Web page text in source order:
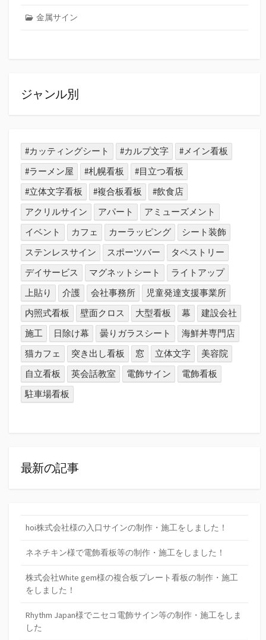
金属サイン
ジャンル別
#カッティングシート #カルプ文字
#メイン看板
#ラーメン屋
#札幌看板
#目立つ看板
#立体文字看板
#複合板看板
#飲食店
アクリルサイン
アパート
アミューズメント
イベント
カフェ カーラッピング
シート装飾
ステンレスサイン
スポーツバー
タペストリー
デイサービス
マグネットシート
ライトアップ
上貼り
介護 会社事務所
児童発達支援事業所
内照式看板
壁面クロス 大型看板 幕
建設会社
施工
日除け幕 曇りガラスシート
海鮮丼専門店
猫カフェ
突き出し看板 窓 立体文字
美容院
自立看板
英会話教室 電飾サイン
電飾看板
駐車場看板
最新の記事
hoi株式会社様の入口サインの制作・施工をしました！
ネネチキン様で電飾看板等の制作・施工をしました！
株式会社White gem様の複合板プレート看板の制作・施工
をしました！
Rhythm Japan様でニセコ電飾サイン等の制作・施工をしま
した